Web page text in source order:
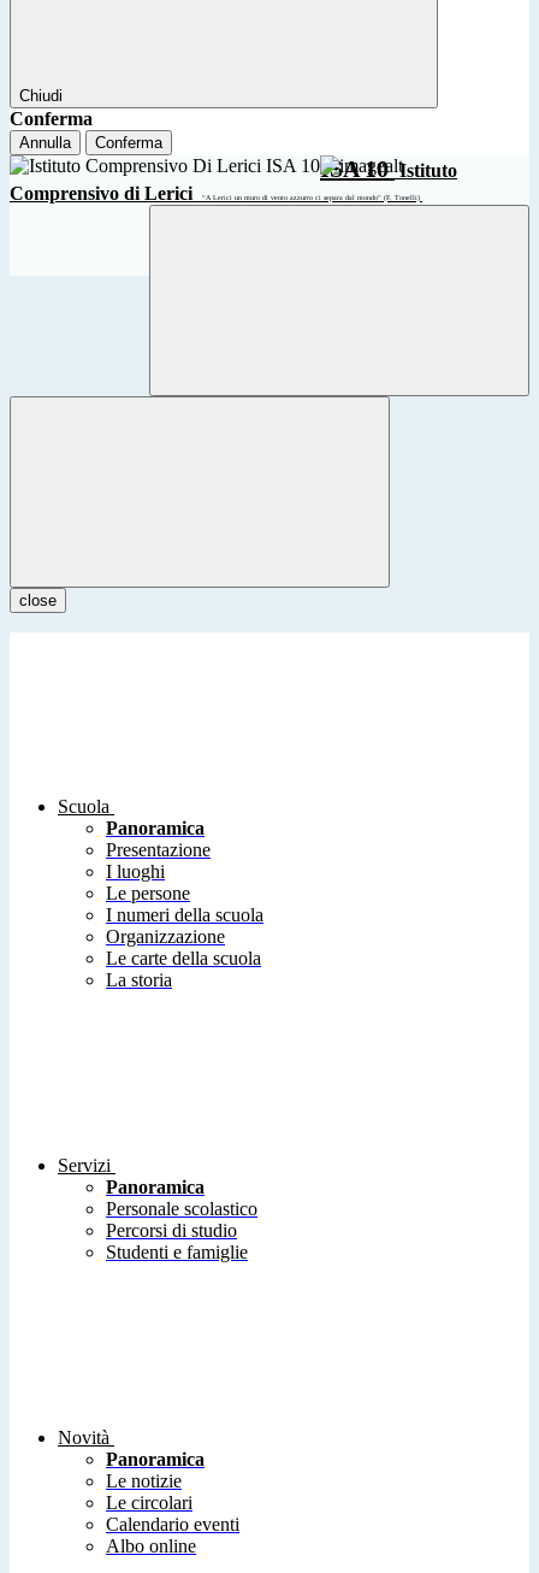
Chiudi
Conferma
Annulla Conferma
ISA 10 Istituto
Comprensivo di Lerici
“A Lerici un muro di vento azzurro ci separa dal mondo” (F. Tonelli)
close
Scuola
Panoramica
Presentazione
I luoghi
Le persone
I numeri della scuola
Organizzazione
Le carte della scuola
La storia
Servizi
Panoramica
Personale scolastico
Percorsi di studio
Studenti e famiglie
Novità
Panoramica
Le notizie
Le circolari
Calendario eventi
Albo online